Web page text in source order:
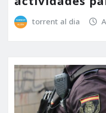
torrent al dia